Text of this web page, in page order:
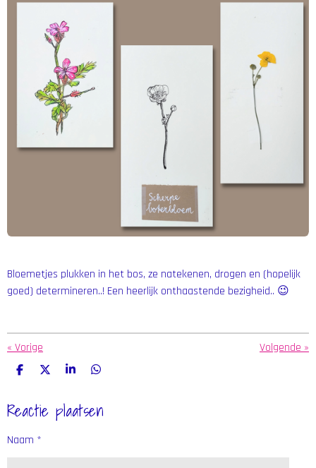
Bloemetjes plukken in het bos, ze natekenen, drogen en (hopelijk
goed) determineren..! Een heerlijk onthaastende bezigheid.. 😉
«Vorige Volgende»
D
e
n
D
l
S
r
e
D
e
n
Reactie plaatsen
Naam *